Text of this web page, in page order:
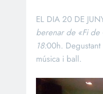
EL DIA 20 DE
berenar de «Fi de
18:00h.
música i ball.